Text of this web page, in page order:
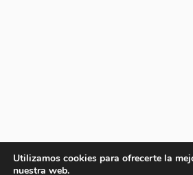
Utilizamos cookies para ofrecerte la
nuestra web.